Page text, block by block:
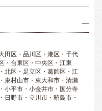
田区・品川区・港区・千代
・台東区・中央区・江東
北区・足立区・葛飾区・江
東村山市・東大和市・清瀬
小平市・小金井市・国分寺
日野市・立川市・昭島市・